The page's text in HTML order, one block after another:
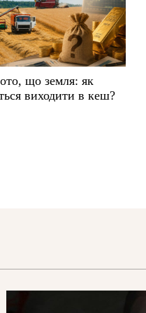
що земля: як
виходити в кеш?